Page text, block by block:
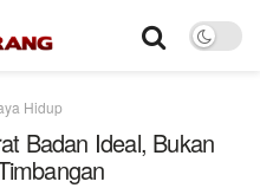
Hidup
Badan Ideal, Bukan